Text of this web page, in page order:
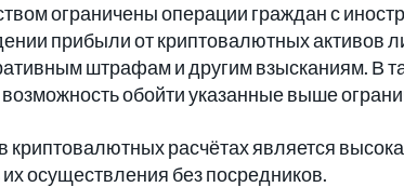
ограничены операции граждан с
прибыли от криптовалютных активов
штрафам и другим взысканиям. В
обойти указанные выше
криптовалютных расчётах является
осуществления без посредников.